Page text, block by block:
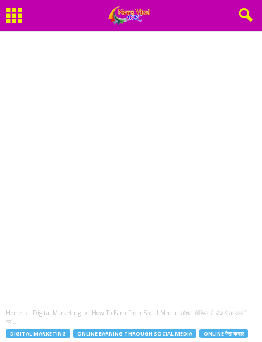
Home Digital Marketing
How To Earn From Social Media: सोशल मीडिया से रोज पैसा कमाने
का...
DIGITAL MARKETING ONLINE EARNING THROUGH SOCIAL MEDIA ONLINE पैसा कमाए